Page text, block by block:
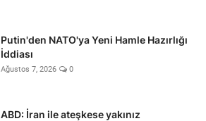
Putin'den NATO'ya Yeni Hamle Hazırlığı
İddiası
Ağustos 7, 2026 0
ABD: İran ile ateşkese yakınız